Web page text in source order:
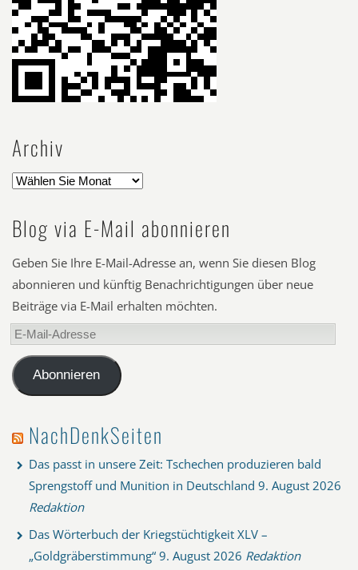
Archiv
Blog via E-Mail abonnieren
Geben Sie Ihre E-Mail-Adresse an, wenn Sie diesen Blog
abonnieren und künftig Benachrichtigungen über neue
Beiträge via E-Mail erhalten möchten.
E-
Mail-
AdresseAbonnieren
NachDenkSeiten
Das passt in unsere Zeit: Tschechen produzieren bald
Sprengstoff und Munition in Deutschland 9. August 2026
Redaktion
Das Wörterbuch der Kriegstüchtigkeit XLV –
„Goldgräberstimmung“ 9. August 2026 Redaktion